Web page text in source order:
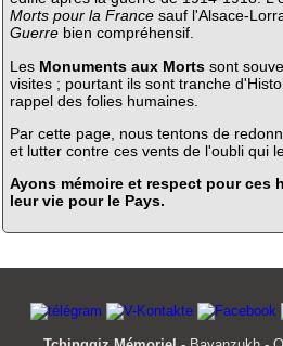
Morts pour la Francesauf l'Alsace-
Guerrebien compréhensif.
Les Monuments aux Mortssont
visites ; pourtant ils sont tranche
rappel des folies humaines.
Par cette page, nous tentons de
et lutter contre ces vents de l'oubli qui
Ayons mémoire et respect pour ces
leur vie pour le Pays.